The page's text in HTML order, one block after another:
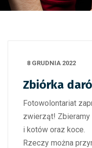
8 GRUDNIA 2022
Zbiórka
Fotowolontariat
zwierząt! Zbieramy
i kotów oraz koce.
Rzeczy można